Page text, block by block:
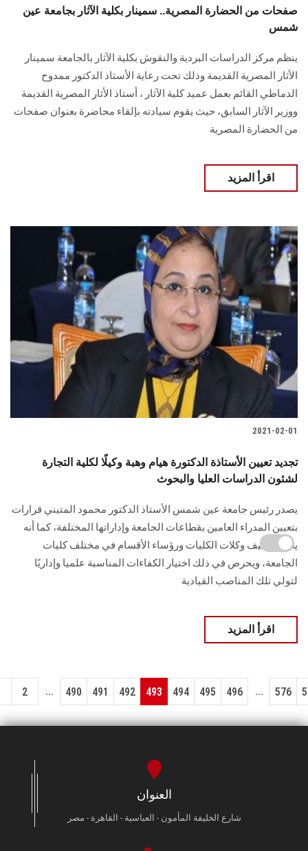
صفحات من الحضارة المصرية.. سمينار بكلية الآثار بجامعة عين
شمس
ينظم مركز الدراسات البردية والنقوش بكلية الآثار بالجامعة سمينار
الأثار المصرية القديمة وذلك تحت رعاية الأستاذ الدكتور ممدوح
الدماطي القائم بعمل عميد كلية الآثار ، أستاذ الأثار المصرية القديمة
ووزير الآثار السابق، حيث يقوم سيادته بإلقاء محاضرة بعنوان صفحات
من الحضارة المصرية
اقرأ المزيد
2021-02-01
تجديد تعيين الأستاذة الدكتورة هيام وهبة وكيلًا لكلية التجارة
لشئون الدراسات العليا والبحوث
يصدر رئيس جامعة عين شمس الأستاذ الدكتور محمود المتيني قرارات
بتعيين المدراء العامين بقطاعات الجامعة وإداراتها المختلفة، كما أنه
يعتمد تكليف وكلات الكليات ورؤساء الأقسام في مختلف كليات
الجامعة، ويحرص في ذلك اختيار الكفاءات المناسبة علميا وإداريًا
لتولي تلك المناصب القيادية
اقرأ المزيد
2 ... 490 491 492 493 494 495 496 ... 576
العنوان
شارع الخليفة المأمون - العباسية - القاهرة - مصر